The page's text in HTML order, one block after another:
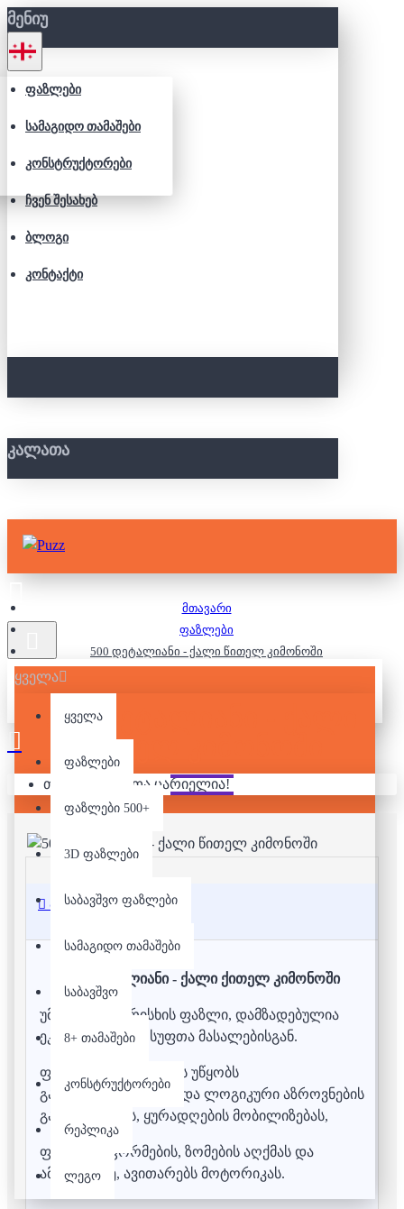
ᲛᲔᲜᲘᲣ
ᲤᲐᲖᲚᲔᲑᲘ
ᲡᲐᲛᲐᲒᲘᲓᲝ ᲗᲐᲛᲐᲨᲔᲑᲘ
ᲙᲝᲜᲡᲢᲠᲣᲥᲢᲝᲠᲔᲑᲘ
ᲩᲕᲔᲜ ᲨᲔᲡᲐᲮᲔᲑ
ᲑᲚᲝᲒᲘ
ᲙᲝᲜᲢᲐᲥᲢᲘ
ᲙᲐᲚᲐᲗᲐ
ყველა
ყველა
ფაზლები
ფაზლები 500+
3D ფაზლები
საბავშვო ფაზლები
სამაგიდო თამაშები
საბავშვო
8+ თამაშები
კონსტრუქტორები
რეპლიკა
ლეგო
თქვენი კალათა ცარიელია!
მთავარი
ფაზლები
500 დეტალიანი - ქალი წითელ კიმონოში
500 ᲓᲔᲢᲐᲚᲘᲐᲜᲘ - ᲥᲐᲚᲘ
ᲬᲘᲗᲔᲚ ᲙᲘᲛᲝᲜᲝᲨᲘ
აღწერა
500 დეტალიანი - ქალი ქითელ კიმონოში
უმაღლესი ხარისხის ფაზლი, დამზადებულია
ეკოლოგიურად სუფთა მასალებისგან.
ფაზლის აწყობა ხელს უწყობს
გამომსახველობითი და ლოგიკური აზროვნების
განვითარებას, ყურადღების მობილიზებას,
ფერების, ფორმების, ზომების აღქმას და
ამასთანავე, ავითარებს მოტორიკას.